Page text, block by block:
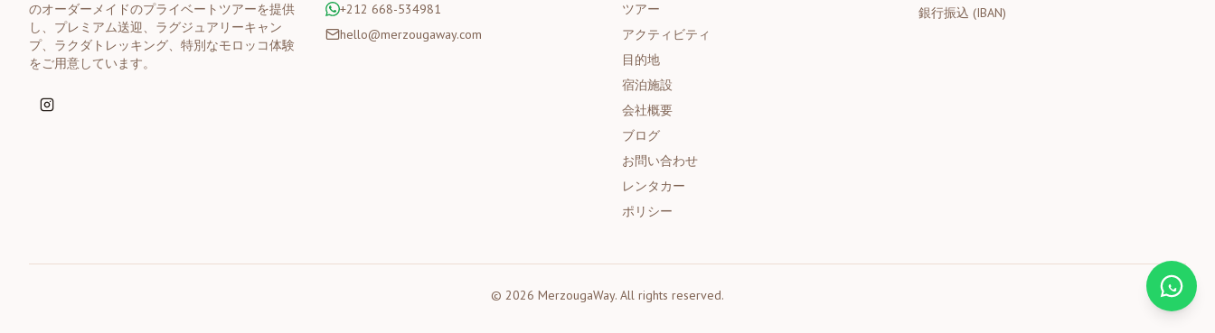
のオーダーメイドのプライベートツアーを提供
し、プレミアム送迎、ラグジュアリーキャン
プ、ラクダトレッキング、特別なモロッコ体験
をご用意しています。
+212 668-534981
hello@merzougaway.com
ツアー
アクティビティ
目的地
宿泊施設
会社概要
ブログ
お問い合わせ
レンタカー
ポリシー
銀行振込 (IBAN)
© 2026 MerzougaWay. All rights reserved.